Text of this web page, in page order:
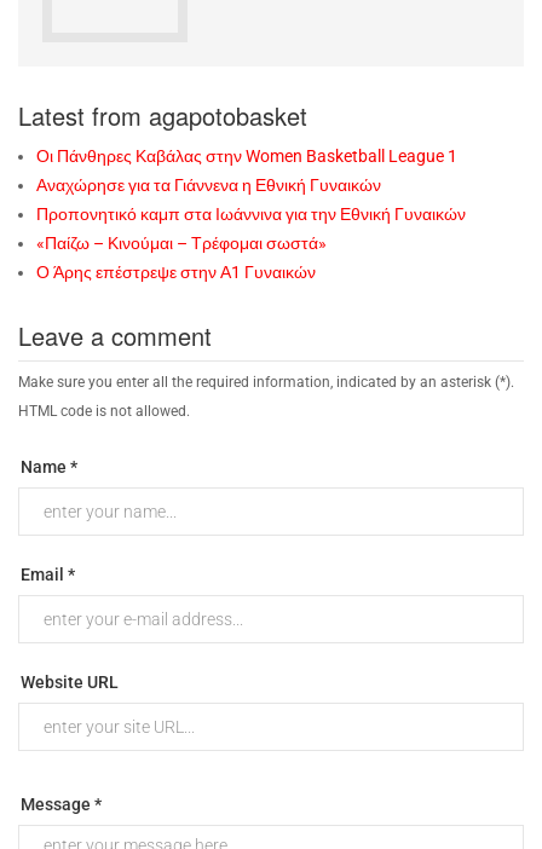
Latest from agapotobasket
Οι Πάνθηρες Καβάλας στην Women Basketball League 1
Αναχώρησε για τα Γιάννενα η Εθνική Γυναικών
Προπονητικό καμπ στα Ιωάννινα για την Εθνική Γυναικών
«Παίζω – Κινούμαι – Τρέφομαι σωστά»
Ο Άρης επέστρεψε στην Α1 Γυναικών
Leave a comment
Make sure you enter all the required information, indicated by an asterisk (*).
HTML code is not allowed.
Name *
Email *
Website URL
Message *